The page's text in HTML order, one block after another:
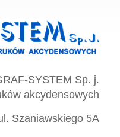
SYSTEM Sp. j.
akcydensowych
Szaniawskiego 5A